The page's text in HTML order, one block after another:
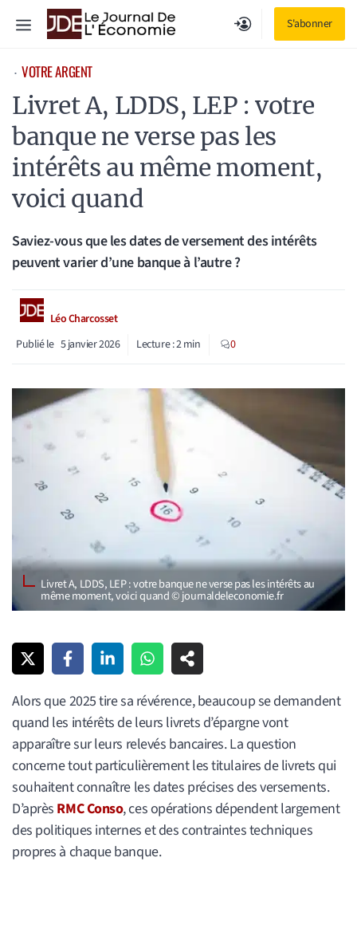
S'abonner
Menu
⋅ VOTRE ARGENT
Livret A, LDDS, LEP : votre
banque ne verse pas les
intérêts au même moment,
voici quand
Saviez-vous que les dates de versement des intérêts
peuvent varier d’une banque à l’autre ?
Léo Charcosset
Publié le 5 janvier 2026 Lecture :2min 0
Livret A, LDDS, LEP : votre banque ne verse pas les intérêts au
même moment, voici quand © journaldeleconomie.fr
Alors que 2025 tire sa révérence, beaucoup se demandent
quand les intérêts de leurs livrets d’épargne vont
apparaître sur leurs relevés bancaires. La question
concerne tout particulièrement les titulaires de livrets qui
souhaitent connaître les dates précises des versements.
D’après RMC Conso, ces opérations dépendent largement
des politiques internes et des contraintes techniques
propres à chaque banque.